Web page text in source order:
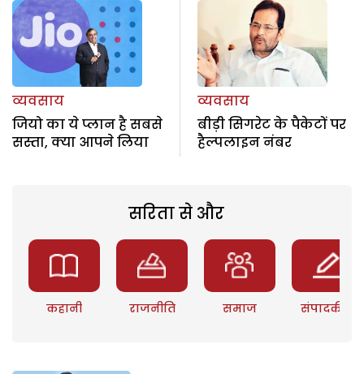
व्यवसाय
जियो का ये प्लान है सबसे
सस्ता, क्या आपने लिया
व्यवसाय
बीड़ी सिगरेट के पैकेटों पर
हैल्पलाइन नंबर
सरिता से और
कहानी राजनीति समाज संपादकीय